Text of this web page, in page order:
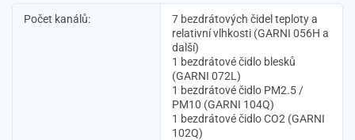
Počet kanálů:
7 bezdrátových čidel teploty a
relativní vlhkosti (GARNI 056H a
další)
1 bezdrátové čidlo blesků
(GARNI 072L)
1 bezdrátové čidlo PM2.5 /
PM10 (GARNI 104Q)
1 bezdrátové čidlo CO2 (GARNI
102Q)